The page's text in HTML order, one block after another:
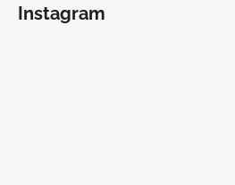
Instagram